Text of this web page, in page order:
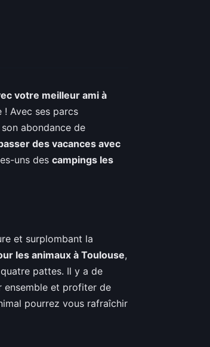
votre meilleur ami à
! Avec ses parcs
abondance de
des vacances avec
uns des campings les
et surplombant la
les animaux à Toulouse,
pattes. Il y a de
ensemble et profiter de
pourrez vous rafraîchir